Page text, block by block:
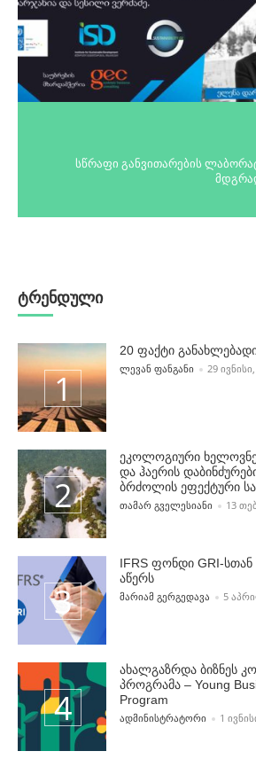
სწრაფი განვითარების
ტრენდული
20 ფაქტი განახლებადი
POSTED BY
ᲚᲔᲕᲐᲜ ᲤᲐᲜᲒᲐᲜᲘ 29
ეკოლოგიური
და ჰაერის
ბრძოლის ეფექტური
POSTED BY
ᲗᲐᲛᲐᲠ ᲒᲕᲔᲚᲔᲡᲘᲐᲜᲘ 13
IFRS ფონდი GRI-სთან
აწერს
POSTED BY
ᲛᲐᲠᲘᲐᲛ ᲒᲔᲠᲒᲔᲓᲐᲕᲐ 5
ახალგაზრდა ბიზნეს
პროგრამა – Young
Program
POSTED BY
ᲐᲓᲛᲘᲜᲘᲡᲢᲠᲐᲢᲝᲠᲘ 1